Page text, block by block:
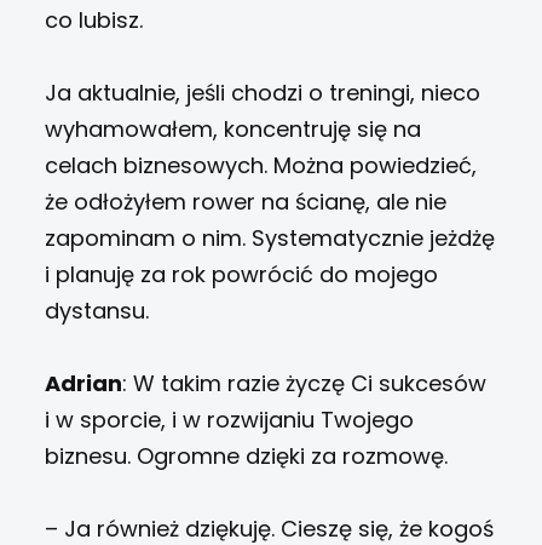
co lubisz.
Ja aktualnie, jeśli chodzi o treningi, nieco
wyhamowałem, koncentruję się na
celach biznesowych. Można powiedzieć,
że odłożyłem rower na ścianę, ale nie
zapominam o nim. Systematycznie jeżdżę
i planuję za rok powrócić do mojego
dystansu.
Adrian: W takim razie życzę Ci sukcesów
i w sporcie, i w rozwijaniu Twojego
biznesu. Ogromne dzięki za rozmowę.
– Ja również dziękuję. Cieszę się, że kogoś